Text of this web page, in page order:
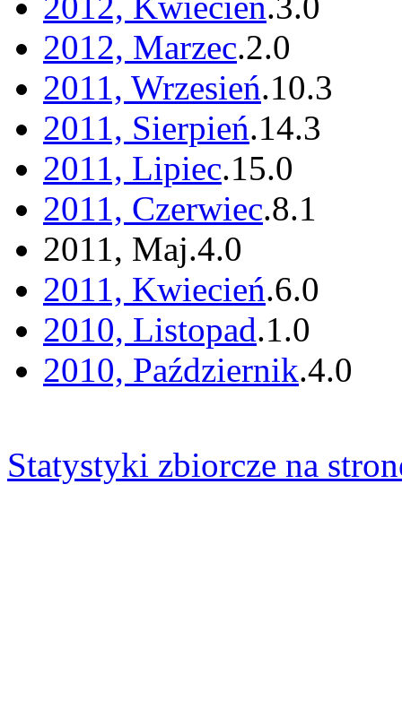
2012, Marzec.2.0
2011, Wrzesień.10.3
2011, Sierpień.14.3
2011, Lipiec.15.0
2011, Czerwiec.8.1
2011, Maj.4.0
2011, Kwiecień.6.0
2010, Listopad.1.0
2010, Październik.4.0
Statystyki zbiorcze na